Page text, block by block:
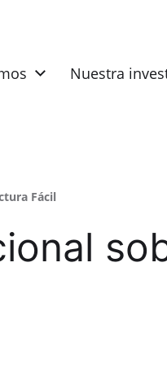
Nuestra
Fácil